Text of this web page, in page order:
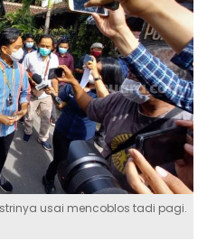
usai mencoblos tadi pagi.